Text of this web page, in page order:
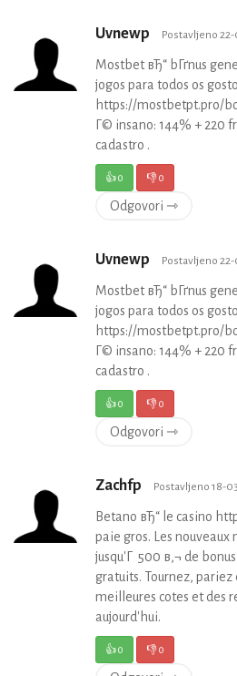
Uvnewp Postavljeno
Mostbet вЂ“ bГґnus
jogos para todos os
https://mostbetpt.pro/
Г© insano: 144% + 220
cadastro .
👍0 👎0
Odgovori ⇾
Uvnewp Postavljeno 22-
Mostbet вЂ“ bГґnus
jogos para todos os
https://mostbetpt.pro/
Г© insano: 144% + 220
cadastro .
👍0 👎0
Odgovori ⇾
Zachfp Postavljeno 18-
Betano вЂ“ le casino
paie gros. Les
jusqu'Г 500 в‚¬ de
gratuits. Tournez, pariez
meilleures cotes et des
aujourd'hui.
👍0 👎0